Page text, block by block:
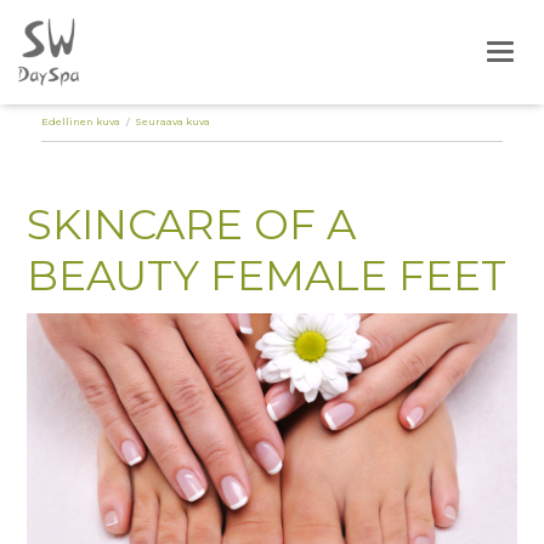
Edellinen kuva Seuraava kuva
SKINCARE OF A
BEAUTY FEMALE FEET